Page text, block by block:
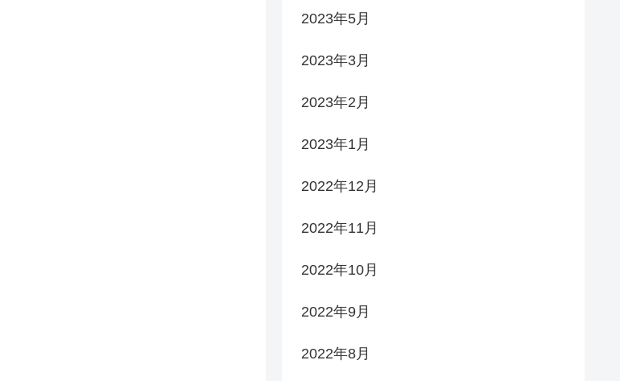
2023年5月
2023年3月
2023年2月
2023年1月
2022年12月
2022年11月
2022年10月
2022年9月
2022年8月